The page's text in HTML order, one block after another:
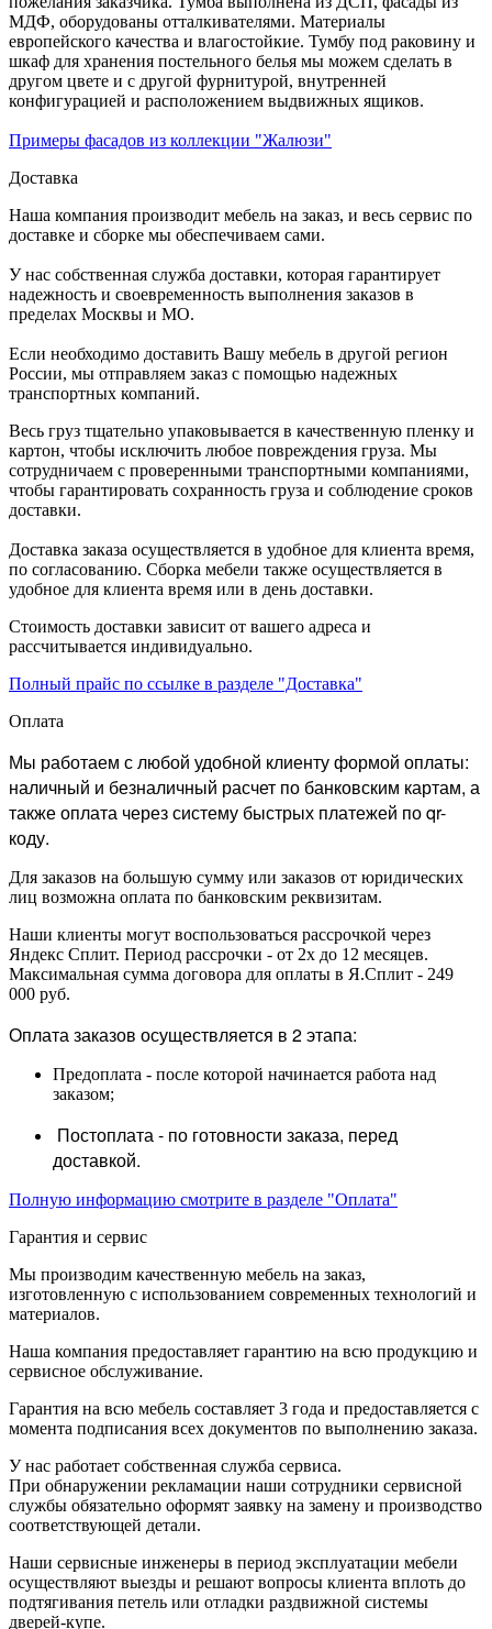
МДФ, оборудованы отталкивателями. Материалы
европейского качества и влагостойкие. Тумбу под раковину и
шкаф для хранения постельного белья мы можем сделать в
другом цвете и с другой фурнитурой, внутренней
конфигурацией и расположением выдвижных ящиков.
Примеры фасадов из коллекции "Жалюзи"
Доставка
Наша компания производит мебель на заказ, и весь сервис по
доставке и сборке мы обеспечиваем сами.
У нас собственная служба доставки, которая гарантирует
надежность и своевременность выполнения заказов в
пределах Москвы и МО.
Если необходимо доставить Вашу мебель в другой регион
России, мы отправляем заказ с помощью надежных
транспортных компаний.
Весь груз тщательно упаковывается в качественную пленку и
картон, чтобы исключить любое повреждения груза. Мы
сотрудничаем с проверенными транспортными компаниями,
чтобы гарантировать сохранность груза и соблюдение сроков
доставки.
Доставка заказа осуществляется в удобное для клиента время,
по согласованию. Сборка мебели также осуществляется в
удобное для клиента время или в день доставки.
Стоимость доставки зависит от вашего адреса и
рассчитывается индивидуально.
Полный прайс по ссылке в разделе "Доставка"
Оплата
Мы работаем с любой удобной клиенту формой оплаты:
наличный и безналичный расчет по банковским картам, а
также оплата через систему быстрых платежей по qr-
коду.
Для заказов на большую сумму или заказов от юридических
лиц возможна оплата по банковским реквизитам.
Наши клиенты могут воспользоваться рассрочкой через
Яндекс Сплит. Период рассрочки - от 2х до 12 месяцев.
Максимальная сумма договора для оплаты в Я.Сплит - 249
000 руб.
Оплата заказов осуществляется в 2 этапа:
Предоплата - после которой начинается работа над
заказом;
Постоплата - по готовности заказа, перед
доставкой.
Полную информацию смотрите в разделе "Оплата"
Гарантия и сервис
Мы производим качественную мебель на заказ,
изготовленную с использованием современных технологий и
материалов.
Наша компания предоставляет гарантию на всю продукцию и
сервисное обслуживание.
Гарантия на всю мебель составляет 3 года и предоставляется с
момента подписания всех документов по выполнению заказа.
У нас работает собственная служба сервиса.
При обнаружении рекламации наши сотрудники сервисной
службы обязательно оформят заявку на замену и производство
соответствующей детали.
Наши сервисные инженеры в период эксплуатации мебели
осуществляют выезды и решают вопросы клиента вплоть до
подтягивания петель или отладки раздвижной системы
дверей-купе.